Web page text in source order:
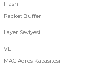
Flash
Packet Buffer
Layer Seviyesi
VLT
MAC Adres Kapasitesi